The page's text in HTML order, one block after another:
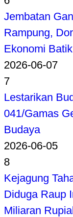
Jembatan
Rampung,
Ekonomi
2026-06-07
7
Lestarikan
041/Gamas
Budaya
2026-06-05
8
Kejagung
Diduga Raup
Miliaran